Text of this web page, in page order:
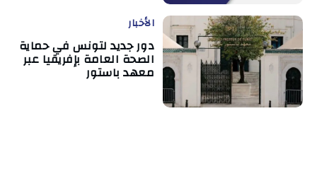
الأخبار
دور جديد لتونس في حماية
الصحة العامة بإفريقيا عبر
معهد باستور